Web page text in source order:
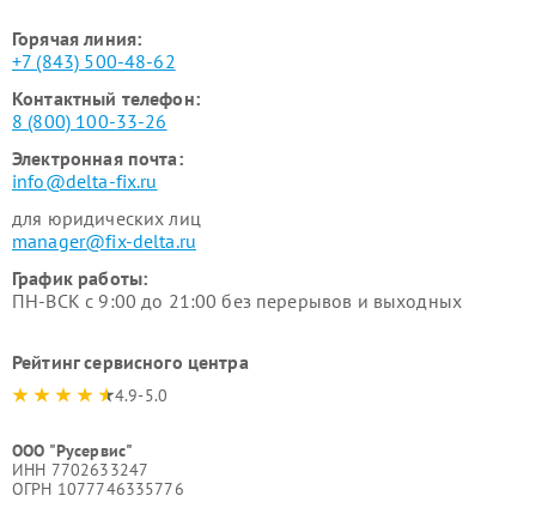
Горячая линия:
+7 (843) 500-48-62
Контактный телефон:
8 (800) 100-33-26
Электронная почта:
info@delta-fix.ru
для юридических лиц
manager@fix-delta.ru
График работы:
ПН-ВСК с 9:00 до 21:00 без перерывов и выходных
Рейтинг сервисного центра
4.9-5.0
ООО "Русервис"
ИНН 7702633247
ОГРН 1077746335776